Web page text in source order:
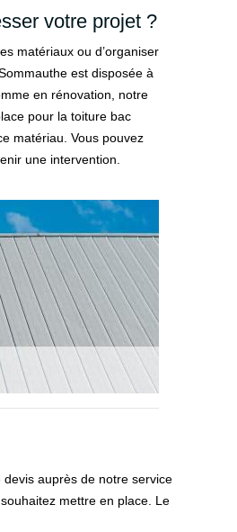
votre projet ?
matériaux ou d’organiser
est disposée à
en rénovation, notre
pour la toiture bac
matériau. Vous pouvez
une intervention.
auprès de notre service
mettre en place. Le